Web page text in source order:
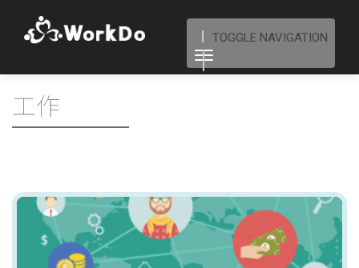
TOGGLE NAVIGATION
工作